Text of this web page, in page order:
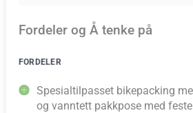
Fordeler og Å tenke på
FORDELER
Spesialtilpasset bikepacking
og vanntett pakkpose med